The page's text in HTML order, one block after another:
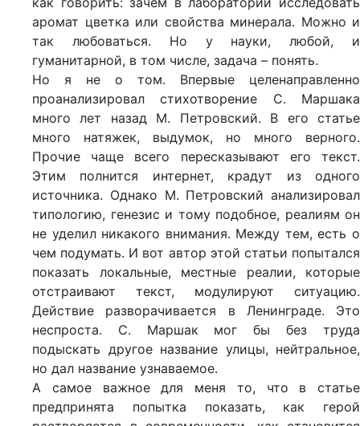
аромат цветка или свойства минерала. Можно и
так любоваться. Но у науки, любой, и
гуманитарной, в том числе, задача – понять.
Но я не о том. Впервые целенаправленно
проанализировал стихотворение С. Маршака
много лет назад М. Петровский. В его статье
много натяжек, выдумок, но много верного.
Прочие чаще всего пересказывают его текст.
Этим полнится интернет, крадут из одного
источника. Однако М. Петровский анализировал
типологию, генезис и тому подобное, реалиям он
не уделил никакого внимания. Между тем, есть о
чем подумать. И вот автор этой статьи попытался
показать локальные, местные реалии, которые
отстраивают текст, модулируют ситуацию.
Действие разворачивается в Ленинграде. Это
неспроста. С. Маршак мог бы без труда
подыскать другое название улицы, нейтральное,
но дал название узнаваемое.
А самое важное для меня то, что в статье
предпринята попытка показать, как герой